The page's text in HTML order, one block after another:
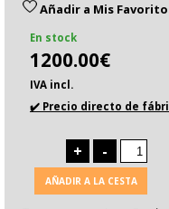
Añadir a Mis
En stock
1200.00€
IVA incl.
✔️ Precio directo de
+ -
AÑADIR A LA CESTA